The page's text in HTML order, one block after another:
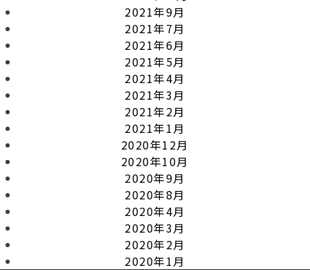
2021年9月
2021年7月
2021年6月
2021年5月
2021年4月
2021年3月
2021年2月
2021年1月
2020年12月
2020年10月
2020年9月
2020年8月
2020年4月
2020年3月
2020年2月
2020年1月